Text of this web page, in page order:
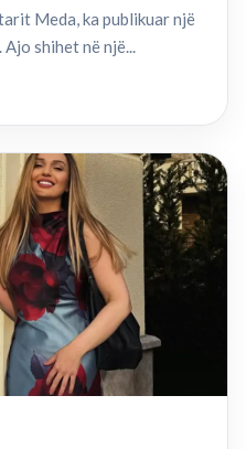
Meda, ka publikuar një
shihet në një...